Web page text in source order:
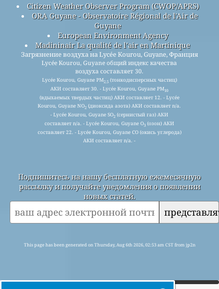
Citizen Weather Observer Program (CWOP/APRS)
ORA Guyane - Observatoire Régional de l'Air de
Guyane
European Environment Agency
Madininair La qualité de l’air en Martinique
Загрязнение воздуха на Lycée Kourou, Guyane, Франция
Lycée Kourou, Guyane общий индекс качества
воздуха составляет 30.
Lycée Kourou, Guyane PM2.5(тонкодисперсных частиц)
АКИ составляет 30. - Lycée Kourou, Guyane PM10
(вдыхаемых твердых частиц) АКИ составляет 12. - Lycée
Kourou, Guyane NO2 (диоксида азота) АКИ составляет n/a.
- Lycée Kourou, Guyane SO2 (сернистый газ) АКИ
составляет n/a. - Lycée Kourou, Guyane O3 (озон) АКИ
составляет 22. - Lycée Kourou, Guyane CO (окись углерода)
АКИ составляет n/a. -
Подпишитесь на нашу бесплатную ежемесячную
рассылку и получайте уведомления о появлении
новых статей.
This page has been generated on Thursday, Aug 6th 2026, 02:53 am CST from jp2n